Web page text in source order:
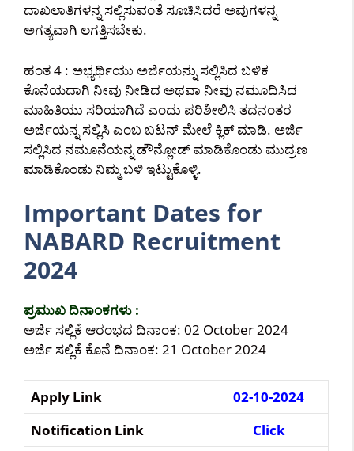
ದಾಖಲಾತಿಗಳನ್ನ ಸಲ್ಲಿಸುವಂತೆ ಸೂಚಿಸಿದರೆ ಅವುಗಳನ್ನ
ಅಗತ್ಯವಾಗಿ ಲಗತ್ತಿಸಬೇಕು.
ಹಂತ 4 : ಅಭ್ಯರ್ಥಿಯು ಅರ್ಜಿಯನ್ನು ಸಲ್ಲಿಸಿದ ಬಳಿಕ
ಕೊನೆಯದಾಗಿ ನೀವು ನೀಡಿದ ಅಥವಾ ನೀವು ನಮೂದಿಸಿದ
ಮಾಹಿತಿಯು ಸರಿಯಾಗಿದೆ ಎಂದು ಪರಿಶೀಲಿಸಿ ತದನಂತರ
ಅರ್ಜಿಯನ್ನ ಸಲ್ಲಿಸಿ ಎಂಬ ಬಟನ್ ಮೇಲೆ ಕ್ಲಿಕ್ ಮಾಡಿ. ಅರ್ಜಿ
ಸಲ್ಲಿಸಿದ ನಮೂನೆಯನ್ನ ಡೌನ್ಲೋಡ್ ಮಾಡಿಕೊಂಡು ಮುದ್ರಣ
ಮಾಡಿಕೊಂಡು ನಿಮ್ಮ ಬಳಿ ಇಟ್ಟುಕೊಳ್ಳಿ.
Important Dates for
NABARD Recruitment
2024
ಪ್ರಮುಖ ದಿನಾಂಕಗಳು :
ಅರ್ಜಿ ಸಲ್ಲಿಕೆ ಆರಂಭದ ದಿನಾಂಕ: 02 October 2024
ಅರ್ಜಿ ಸಲ್ಲಿಕೆ ಕೊನೆ ದಿನಾಂಕ: 21 October 2024
Apply Link
02-10-2024
Notification Link
Click